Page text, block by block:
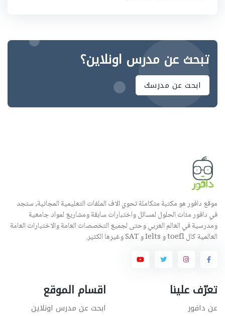
تبحث عن مدرس اونلاين؟
ابحث عن مدرسك
موقع دافور هو مكتبة متكاملة تحوي الاف الملفات التعليمية المجانية, ستجد
في دافور مئات الحلول لمسائل واختبارات سابقة ومشاريع لمواد جامعية
ومدرسية في العالم العربي وحتى لجميع التخصصات العامة والاختبارات العامة
العالمية كال toefl و Ielts و SAT وغيرها الكثير.
تعرّف علينا
عن دافور
اقسام الموقع
ابحث عن مدرس اونلاين